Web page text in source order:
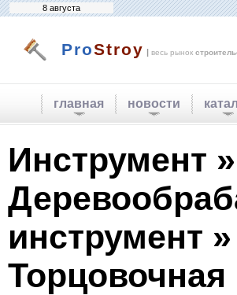
8 августа
ProStroy | весь рынок
главная новости
Инструмент »
инструмент »